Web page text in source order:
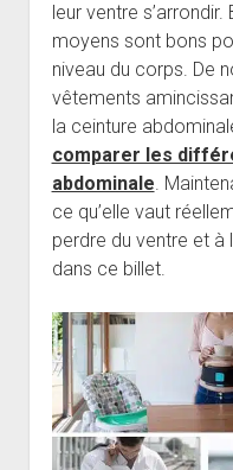
leur ventre
moyens sont bons
niveau du corps. De
vêtements
la ceinture
comparer les
abdominale.
ce qu’elle vaut
perdre du ventre et à
dans ce billet.